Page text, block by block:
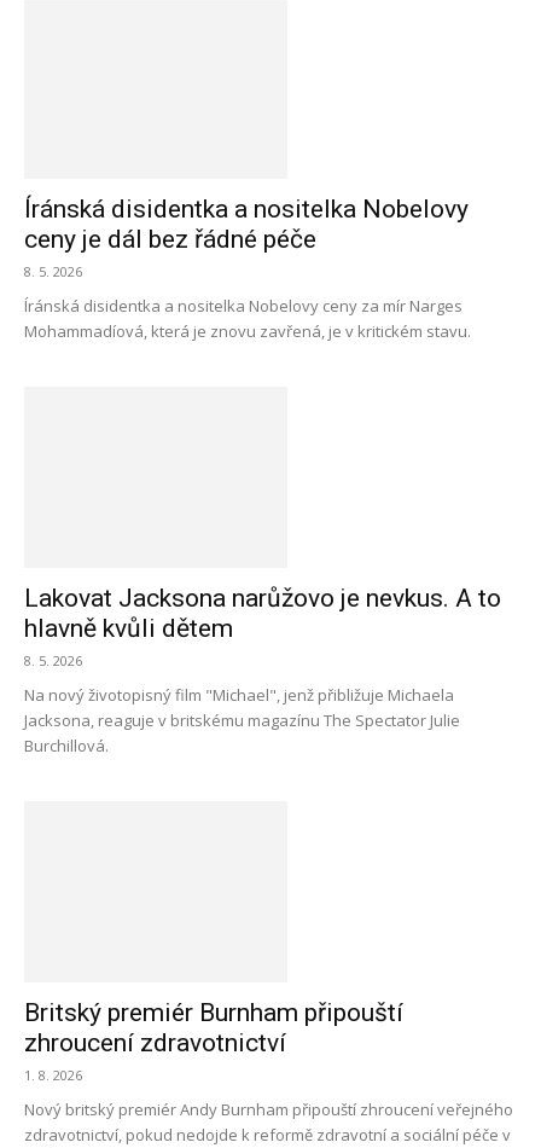
Íránská disidentka a nositelka Nobelovy
ceny je dál bez řádné péče
8. 5. 2026
Íránská disidentka a nositelka Nobelovy ceny za mír Narges
Mohammadíová, která je znovu zavřená, je v kritickém stavu.
Lakovat Jacksona narůžovo je nevkus. A to
hlavně kvůli dětem
8. 5. 2026
Na nový životopisný film "Michael", jenž přibližuje Michaela
Jacksona, reaguje v britskému magazínu The Spectator Julie
Burchillová.
Britský premiér Burnham připouští
zhroucení zdravotnictví
1. 8. 2026
Nový britský premiér Andy Burnham připouští zhroucení veřejného
zdravotnictví, pokud nedojde k reformě zdravotní a sociální péče v